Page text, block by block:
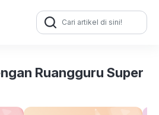
Search
for:
Ruangguru Super